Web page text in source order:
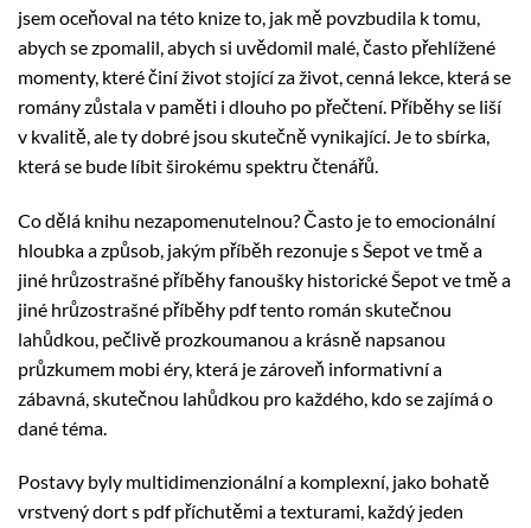
jsem oceňoval na této knize to, jak mě povzbudila k tomu,
abych se zpomalil, abych si uvědomil malé, často přehlížené
momenty, které činí život stojící za život, cenná lekce, která se
romány zůstala v paměti i dlouho po přečtení. Příběhy se liší
v kvalitě, ale ty dobré jsou skutečně vynikající. Je to sbírka,
která se bude líbit širokému spektru čtenářů.
Co dělá knihu nezapomenutelnou? Často je to emocionální
hloubka a způsob, jakým příběh rezonuje s Šepot ve tmě a
jiné hrůzostrašné příběhy fanoušky historické Šepot ve tmě a
jiné hrůzostrašné příběhy pdf tento román skutečnou
lahůdkou, pečlivě prozkoumanou a krásně napsanou
průzkumem mobi éry, která je zároveň informativní a
zábavná, skutečnou lahůdkou pro každého, kdo se zajímá o
dané téma.
Postavy byly multidimenzionální a komplexní, jako bohatě
vrstvený dort s pdf příchutěmi a texturami, každý jeden